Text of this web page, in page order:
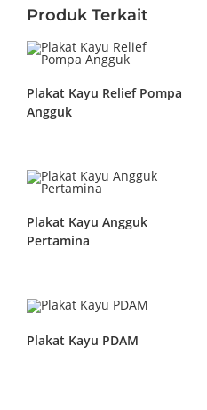
Produk Terkait
Plakat Kayu Relief Pompa
Angguk
Plakat Kayu Angguk
Pertamina
Plakat Kayu PDAM